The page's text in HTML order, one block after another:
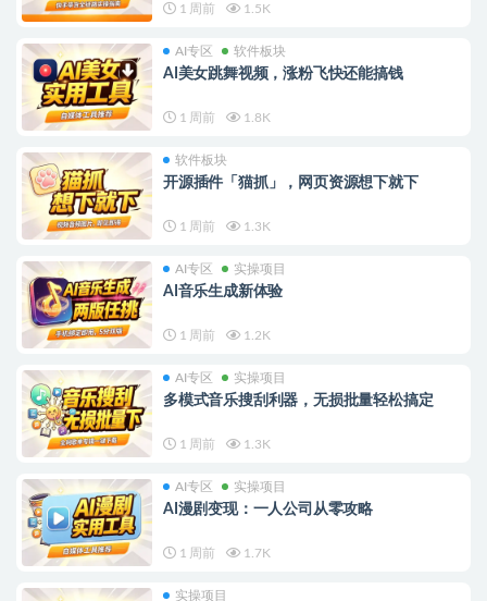
1 周前 1.5K
AI专区 软件板块
AI美女跳舞视频，涨粉飞快还能搞钱
1 周前 1.8K
软件板块
开源插件「猫抓」，网页资源想下就下
1 周前 1.3K
AI专区 实操项目
AI音乐生成新体验
1 周前 1.2K
AI专区 实操项目
多模式音乐搜刮利器，无损批量轻松搞定
1 周前 1.3K
AI专区 实操项目
AI漫剧变现：一人公司从零攻略
1 周前 1.7K
实操项目